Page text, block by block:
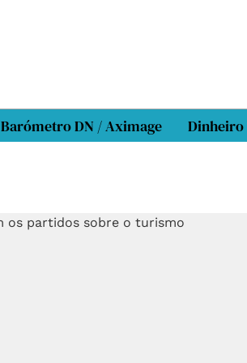
Barómetro DN / Aximage Dinheiro